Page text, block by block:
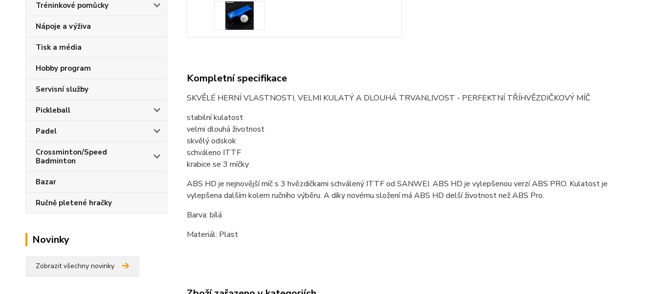
Tréninkové pomůcky
Nápoje a výživa
Tisk a média
Hobby program
Servisní služby
Pickleball
Padel
Crossminton/Speed
Badminton
Bazar
Ručně pletené hračky
Novinky
Zobrazit všechny novinky
Kompletní specifikace
SKVĚLÉ HERNÍ VLASTNOSTI, VELMI KULATÝ A DLOUHÁ TRVANLIVOST - PERFEKTNÍ TŘÍHVĚZDIČKOVÝ MÍČ
stabilní kulatost
velmi dlouhá životnost
skvělý odskok
schváleno ITTF
krabice se 3 míčky
ABS HD je nejnovější míč s 3 hvězdičkami schválený ITTF od SANWEI. ABS HD je vylepšenou verzí ABS PRO. Kulatost je
vylepšena dalším kolem ručního výběru. A díky novému složení má ABS HD delší životnost než ABS Pro.
Barva: bílá
Materiál: Plast